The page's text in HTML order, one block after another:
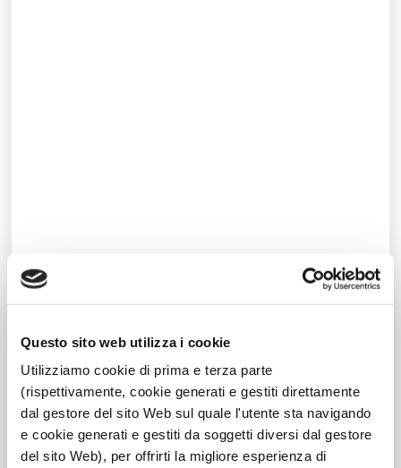
Questo sito web utilizza i cookie
Utilizziamo cookie di prima e terza parte
(rispettivamente, cookie generati e gestiti direttamente
dal gestore del sito Web sul quale l'utente sta navigando
e cookie generati e gestiti da soggetti diversi dal gestore
del sito Web), per offrirti la migliore esperienza di